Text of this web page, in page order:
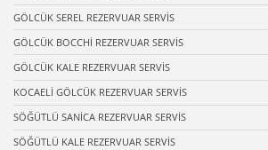
GÖLCÜK SEREL REZERVUAR SERVİS
GÖLCÜK BOCCHİ REZERVUAR SERVİS
GÖLCÜK KALE REZERVUAR SERVİS
KOCAELİ GÖLCÜK REZERVUAR SERVİS
SÖĞÜTLÜ SANİCA REZERVUAR SERVİS
SÖĞÜTLÜ KALE REZERVUAR SERVİS